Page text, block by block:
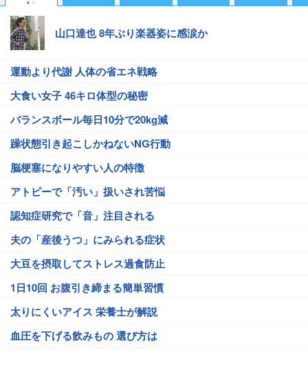
山口達也 8年ぶり楽器姿に感涙か
運動より代謝 人体の省エネ戦略
大食い女子 46キロ体型の秘密
バランスボール毎日10分で20kg減
躁状態引き起こしかねないNG行動
脳梗塞になりやすい人の特徴
アトピーで「汚い」扱いされ苦悩
認知症研究で「音」注目される
夫の「産後うつ」にみられる症状
大豆を摂取してストレス過食防止
1日10回 お腹引き締まる簡単習慣
太りにくいアイス 栄養士が解説
血圧を下げる飲みもの 選び方は